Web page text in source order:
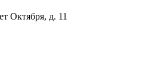
Октября, д. 11